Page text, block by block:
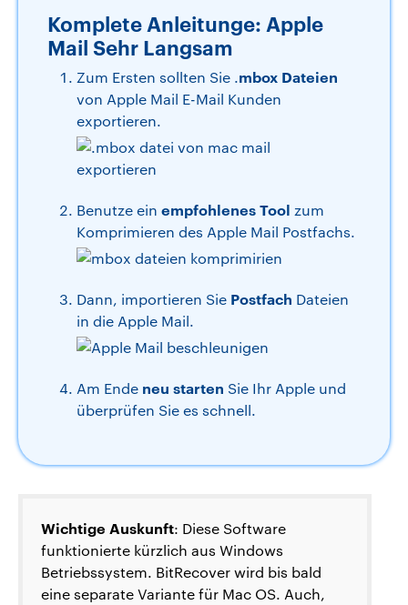
Komplete Anleitunge: Apple
Mail Sehr Langsam
Zum Ersten sollten Sie .mbox Dateien
von Apple Mail E-Mail Kunden
exportieren.
Benutze ein empfohlenes Tool zum
Komprimieren des Apple Mail Postfachs.
Dann, importieren Sie Postfach Dateien
in die Apple Mail.
Am Ende neu starten Sie Ihr Apple und
überprüfen Sie es schnell.
Wichtige Auskunft: Diese Software
funktionierte kürzlich aus Windows
Betriebssystem. BitRecover wird bis bald
eine separate Variante für Mac OS. Auch,